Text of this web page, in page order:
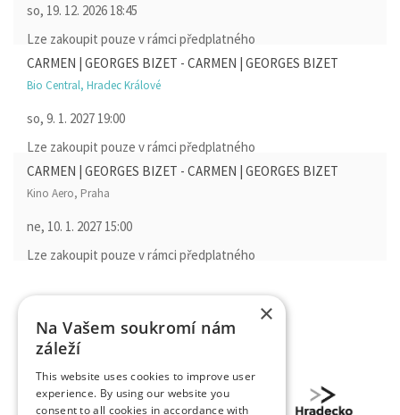
so, 19. 12. 2026 18:45
Lze zakoupit pouze v rámci předplatného
CARMEN | GEORGES BIZET - CARMEN | GEORGES BIZET
Bio Central, Hradec Králové
so, 9. 1. 2027 19:00
Lze zakoupit pouze v rámci předplatného
CARMEN | GEORGES BIZET - CARMEN | GEORGES BIZET
Kino Aero, Praha
ne, 10. 1. 2027 15:00
Lze zakoupit pouze v rámci předplatného
×
Na Vašem soukromí nám
záleží
This website uses cookies to improve user
experience. By using our website you
consent to all cookies in accordance with